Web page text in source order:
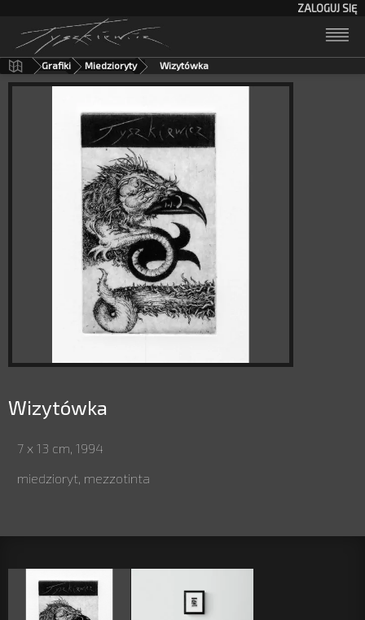
ZALOGUJ SIĘ
Grafiki Miedzioryty Wizytówka
Wizytówka
7 x 13 cm, 1994
miedzioryt, mezzotinta